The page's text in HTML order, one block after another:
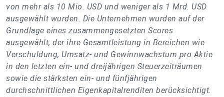
von mehr als 10 Mio. USD und weniger als 1 Mrd. USD
ausgewählt wurden. Die Unternehmen wurden auf der
Grundlage eines zusammengesetzten Scores
ausgewählt, der ihre Gesamtleistung in Bereichen wie
Verschuldung, Umsatz- und Gewinnwachstum pro Aktie
in den letzten ein- und dreijährigen Steuerzeiträumen
sowie die stärksten ein- und fünfjährigen
durchschnittlichen Eigenkapitalrenditen berücksichtigt.